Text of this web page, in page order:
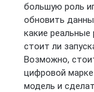
большую роль
обновить
какие реальные
стоит ли
Возможно,
цифровой
модель и